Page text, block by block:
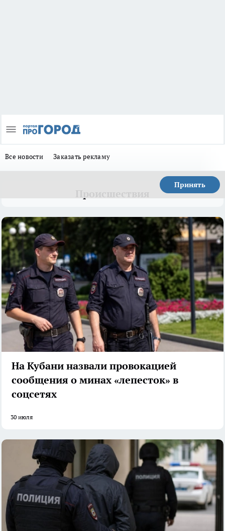
Все новости Заказать рекламу
Принять
На Кубани назвали провокацией
сообщения о минах «лепесток» в
соцсетях
30 июля